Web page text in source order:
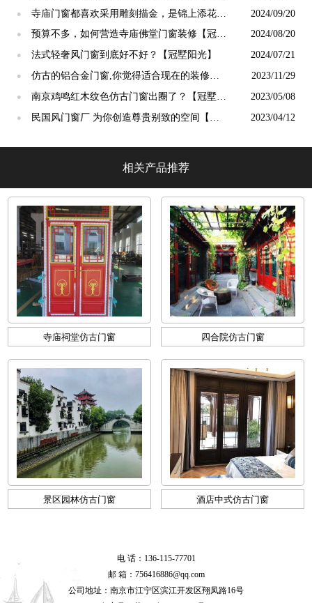
阳光】
●
寺庙门窗都喜欢采用雕刻描金，是锦上添花
吗？【冠墅阳光】
2024/09/20
●
预算不多，如何营造寺庙佛堂门窗装修【冠墅
阳光】
2024/08/20
● 法式轻奢风门窗到底好不好？【冠墅阳光】 2024/07/21
●
仿古的铝合金门窗,你觉得适合现在的装修吗?
【冠墅阳光】
2023/11/29
●
南京鸡鸣红木纹色仿古门窗出圈了？【冠墅阳
光】
2023/05/08
●
民国风门窗厂 为你创造尊贵别致的空间【冠
2023/04/12
相关产品推荐
寺庙祠堂仿古门窗 四合院仿古门窗
景区园林仿古门窗 酒店中式仿古门窗
电 话：136-115-77701
邮 箱：756416886@qq.com
公司地址：南京市江宁区滨江开发区翔凤路16号